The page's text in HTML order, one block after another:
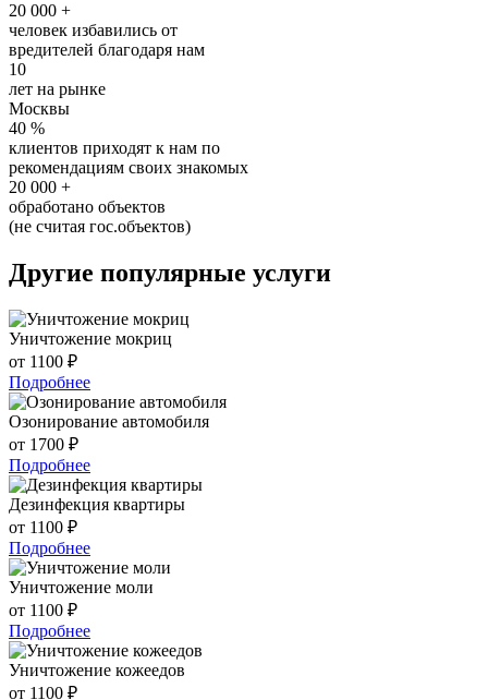
20 000 +
человек избавились от
вредителей благодаря нам
10
лет на рынке
Москвы
40 %
клиентов приходят к нам по
рекомендациям своих знакомых
20 000 +
обработано объектов
(не считая гос.объектов)
Другие популярные услуги
Уничтожение мокриц
от 1100 ₽
Подробнее
Озонирование автомобиля
от 1700 ₽
Подробнее
Дезинфекция квартиры
от 1100 ₽
Подробнее
Уничтожение моли
от 1100 ₽
Подробнее
Уничтожение кожеедов
от 1100 ₽